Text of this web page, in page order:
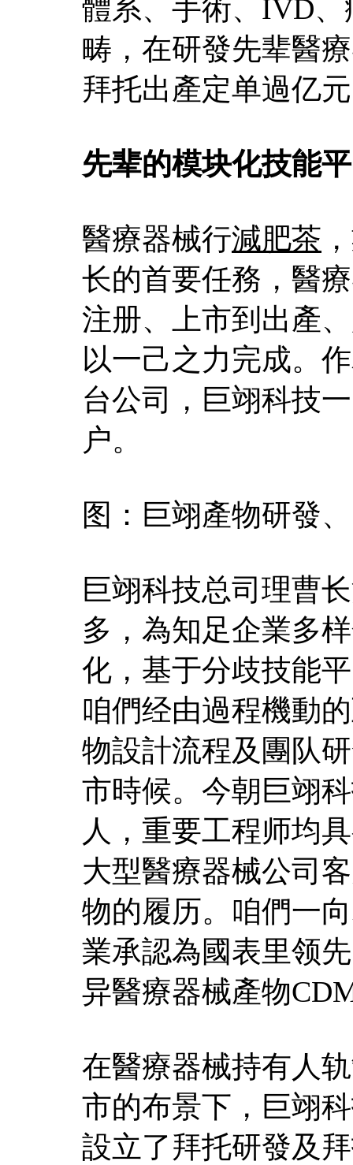
體系、手術、IVD
畴，在研發先辈醫
拜托出產定单過亿
先辈的模块化技能
醫療器械行減肥茶
长的首要任務，醫
注册、上市到出產
以一己之力完成。
台公司，巨翊科技
户。
图：巨翊產物研發
巨翊科技总司理曹
多，為知足企業多
化，基于分歧技能
咱們经由過程機動
物設計流程及團队
市時候。今朝巨翊
人，重要工程师均
大型醫療器械公司
物的履历。咱們一
業承認為國表里领
异醫療器械產物
在醫療器械持有人
市的布景下，巨翊
設立了拜托研發及